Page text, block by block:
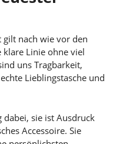
gilt nach wie vor den
klare Linie ohne viel
uns Tragbarkeit,
Lieblingstasche und
dabei, sie ist Ausdruck
Accessoire. Sie